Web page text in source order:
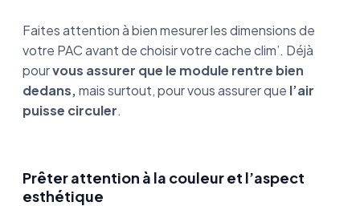
Faites attention à bien mesurer les dimensions de
votre PAC avant de choisir votre cache clim’. Déjà
pourvous assurer que le module rentre bien
dedans,mais surtout, pour vous assurer que l’air
puisse circuler.
Prêter attention à la couleur et l’aspect
esthétique